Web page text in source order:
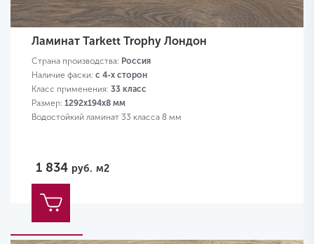
Ламинат Tarkett Trophy Лондон
Страна производства: Россия
Наличие фаски: с 4-х сторон
Класс применения: 33 класс
Размер: 1292х194х8 мм
Водостойкий ламинат 33 класса 8 мм
1 834 руб. м2